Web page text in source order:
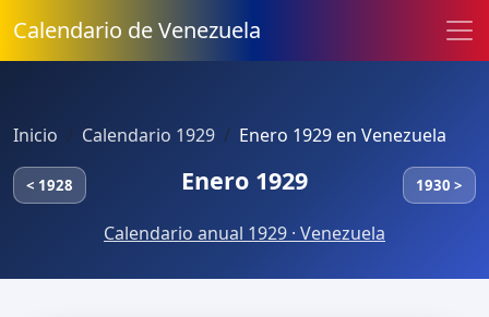
Calendario de Venezuela
Inicio Calendario 1929 Enero 1929 en Venezuela
< 1928 Enero 1929 1930 >
Calendario anual 1929 · Venezuela